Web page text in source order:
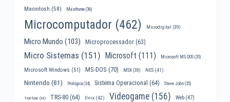
Macintosh (58) Mainframe(36)
Microcomputador (462) Microdigital (39)
Micro Mundo (103) Microprocessador(63)
Micro Sistemas (151) Microsoft (111) Microsoft MS-DOS(35)
Microsoft Windows (51) MS-DOS (70) MSX(38) NES(41)
Nintendo (81) Prológica(34) Sistema Operacional (64) Steve Jobs(35)
Telefone (30) TRS-80(64) Unix(42) Videogame(156) Web(47)